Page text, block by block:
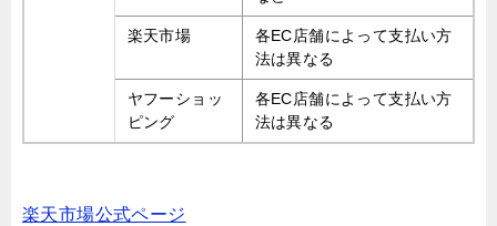
楽天市場
各EC店舗によって支払い方
法は異なる
ヤフーショッ
ピング
各EC店舗によって支払い方
法は異なる
楽天市場公式ページ